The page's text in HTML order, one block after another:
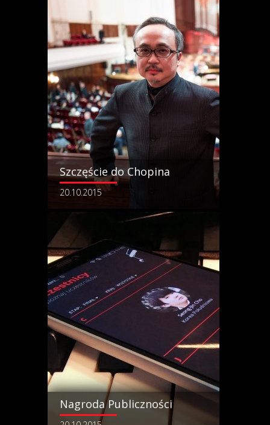
Szczęście do Chopina
20.10.2015
Nagroda Publiczności